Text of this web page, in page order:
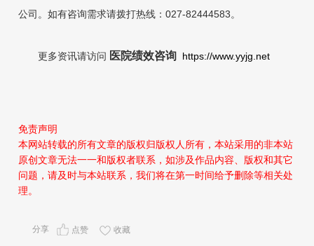
公司。如有咨询需求请拨打热线：027-82444583。
更多资讯请访问 医院绩效咨询 https://www.yyjg.net
免责声明
本网站转载的所有文章的版权归版权人所有，本站采用的非本站
原创文章无法一一和版权者联系，如涉及作品内容、版权和其它
问题，请及时与本站联系，我们将在第一时间给予删除等相关处
理。
分享 点赞 收藏